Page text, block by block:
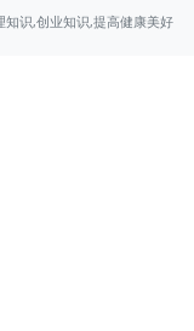
识,创业知识,提高健康美好